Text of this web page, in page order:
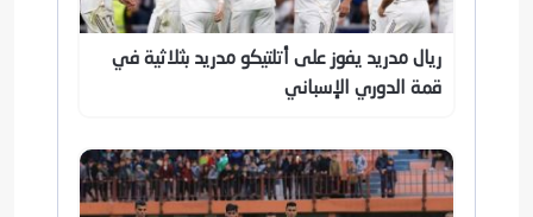
ريال مدريد يفوز على أتلتيكو مدريد بثلاثية في
قمة الدوري الإسباني